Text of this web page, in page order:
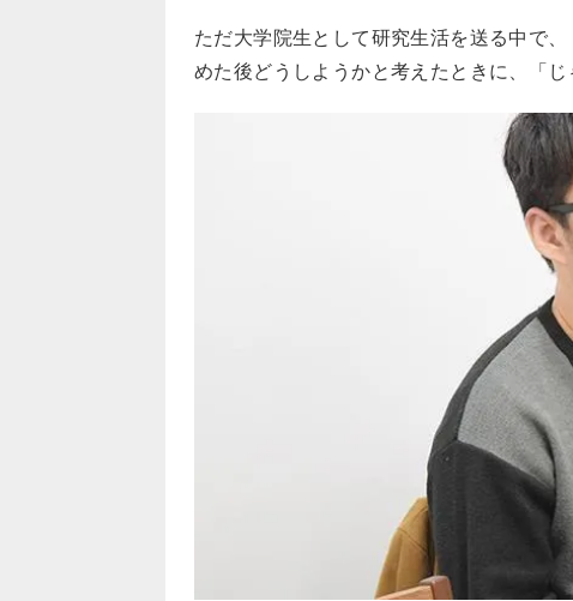
ただ大学院生として研究生活を送る中で
めた後どうしようかと考えたときに、「